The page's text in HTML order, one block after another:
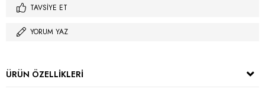
TAVSIYE ET
YORUM YAZ
ÜRÜN ÖZELLIKLERI